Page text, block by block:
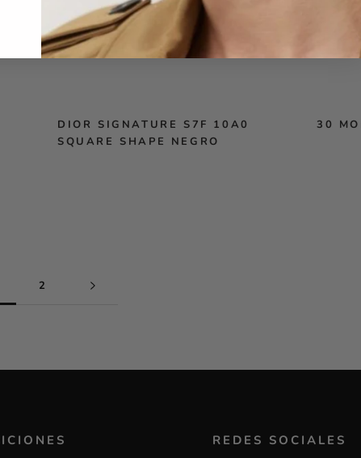
DIOR SIGNATURE S7F 10A0
SQUARE SHAPE NEGRO
30
2
REDES SOCIALES